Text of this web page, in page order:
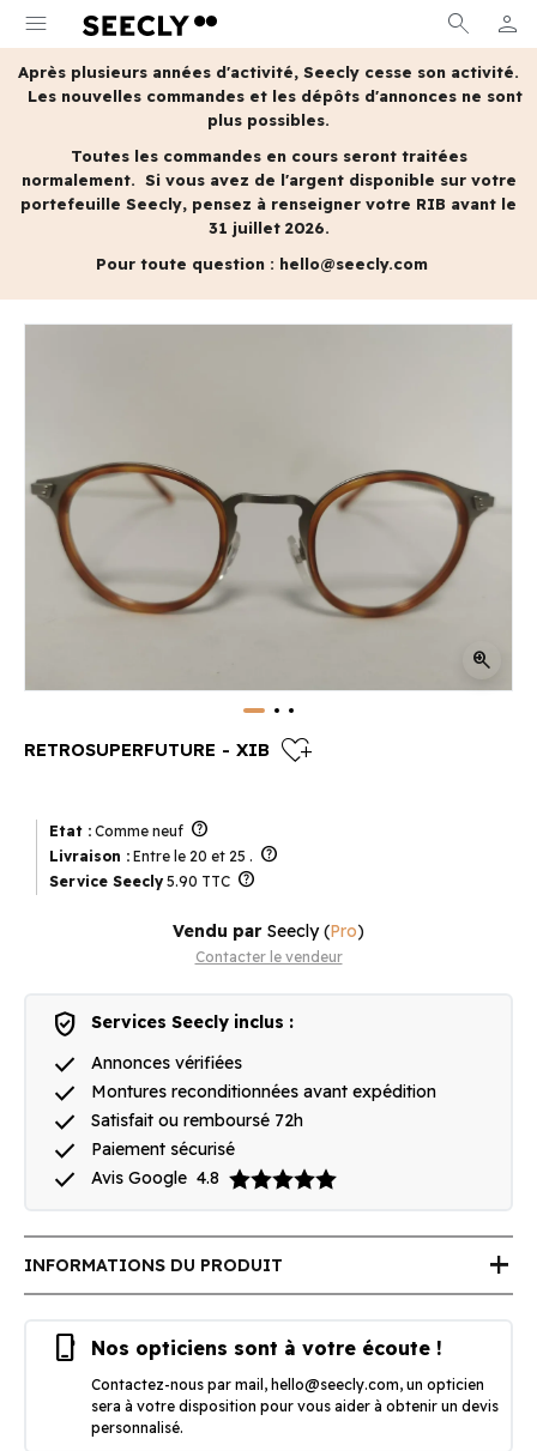
menu search person
MON
Après plusieurs années d'activité, Seecly cesse son activité.
Les nouvelles commandes et les dépôts d'annonces ne sont
plus possibles.
Toutes les commandes en cours seront traitées
normalement. Si vous avez de l'argent disponible sur votre
portefeuille Seecly, pensez à renseigner votre RIB avant le
31 juillet 2026.
Pour toute question : hello@seecly.com
zoom_in
RETROSUPERFUTURE - XIB heart_plus
Etat : Comme neuf help
Livraison : Entre le 20 et 25 . help
Service Seecly 5.90 TTC help
Vendu par Seecly(Pro)
Contacter le vendeur
verified_user Services Seecly inclus :
done Annonces vérifiées
done Montures reconditionnées avant expédition
done Satisfait ou remboursé 72h
done Paiement sécurisé
done Avis Google 4.8
INFORMATIONS DU PRODUIT add
phone_iphone Nos opticiens sont à votre écoute !
Contactez-nous par mail, hello@seecly.com, un opticien
sera à votre disposition pour vous aider à obtenir un devis
personnalisé.